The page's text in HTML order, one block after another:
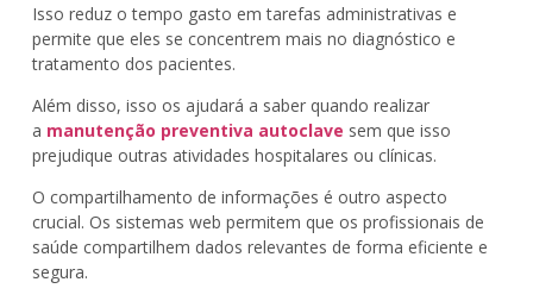
Isso reduz o tempo gasto em tarefas administrativas e
permite que eles se concentrem mais no diagnóstico e
tratamento dos pacientes.
Além disso, isso os ajudará a saber quando realizar
a manutenção preventiva autoclave sem que isso
prejudique outras atividades hospitalares ou clínicas.
O compartilhamento de informações é outro aspecto
crucial. Os sistemas web permitem que os profissionais de
saúde compartilhem dados relevantes de forma eficiente e
segura.